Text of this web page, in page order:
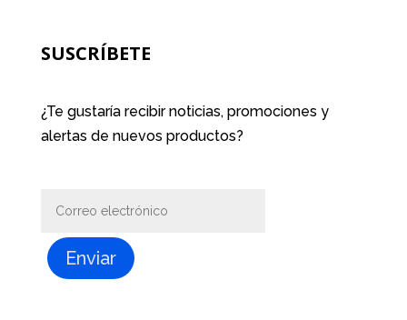
SUSCRÍBETE
¿Te gustaría recibir noticias, promociones y
alertas de nuevos productos?
Enviar